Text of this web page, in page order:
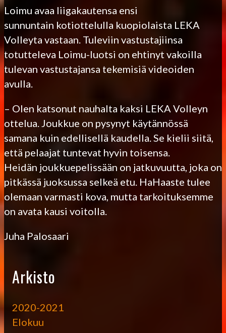
Loimu avaa liigakautensa ensi
sunnuntain kotiottelulla kuopiolaista LEKA
Volleyta vastaan. Tuleviin vastustajiinsa
totutteleva Loimu-luotsi on ehtinyt vakoilla
tulevan vastustajansa tekemisiä videoiden
avulla.
– Olen katsonut nauhalta kaksi LEKA Volleyn
ottelua. Joukkue on pysynyt käytännössä
samana kuin edellisellä kaudella. Se kielii siitä,
että pelaajat tuntevat hyvin toisensa.
Heidän joukkuepelissään on jatkuvuutta, joka on
pitkässä juoksussa selkeä etu. HaHaaste tulee
olemaan varmasti kova, mutta tarkoituksemme
on avata kausi voitolla.
Juha Palosaari
Arkisto
2020-2021
Elokuu